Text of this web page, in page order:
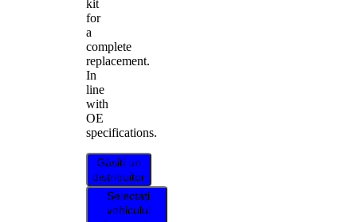
kit
for
a
complete
replacement.
In
line
with
OE
specifications.
Găsiți un
distribuitor
Selectați
vehiculul